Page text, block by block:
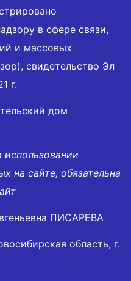
в сфере связи,
и массовых
свидетельство Эл
г.
дом
на сайте, обязательна
ПИСАРЕВА
область, г.